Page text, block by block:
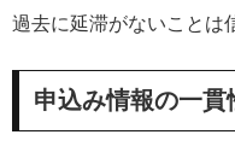
過去に延滞がないことは
申込み情報の一貫